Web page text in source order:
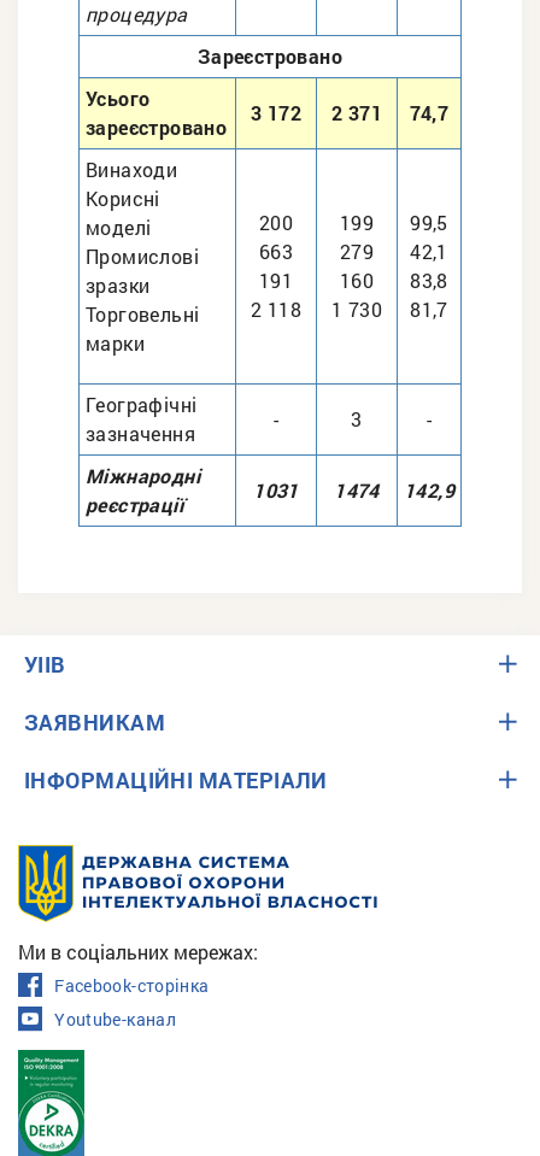
процедура
Зареєстровано
Усього
зареєстровано
3 172 2 371 74,7
Винаходи
Корисні
моделі
Промислові
зразки
Торговельні
марки
200
663
191
2 118
199
279
160
1 730
99,5
42,1
83,8
81,7
Географічні
зазначення
- 3 -
Міжнародні
реєстрації
1031 1474 142,9
УІІВ
ЗАЯВНИКАМ
ІНФОРМАЦІЙНІ МАТЕРІАЛИ
Ми в соціальних мережах:
Facebook-сторінка
Youtube-канал